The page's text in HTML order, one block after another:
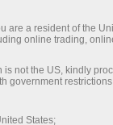
計算
包含纽交
期列表。
are a resident of the
online trading,
not the US, kindly
government
States;